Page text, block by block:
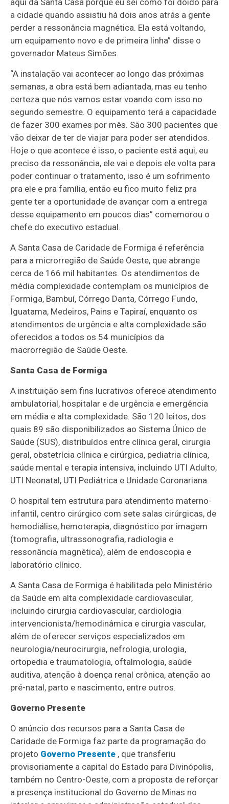
aqui da Santa Casa porque eu sei como foi doído para
a cidade quando assistiu há dois anos atrás a gente
perder a ressonância magnética. Ela está voltando,
um equipamento novo e de primeira linha” disse o
governador Mateus Simões.
“A instalação vai acontecer ao longo das próximas
semanas, a obra está bem adiantada, mas eu tenho
certeza que nós vamos estar voando com isso no
segundo semestre. O equipamento terá a capacidade
de fazer 300 exames por mês. São 300 pacientes que
vão deixar de ter de viajar para poder ser atendidos.
Hoje o que acontece é isso, o paciente está aqui, eu
preciso da ressonância, ele vai e depois ele volta para
poder continuar o tratamento, isso é um sofrimento
pra ele e pra família, então eu fico muito feliz pra
gente ter a oportunidade de avançar com a entrega
desse equipamento em poucos dias” comemorou o
chefe do executivo estadual.
A Santa Casa de Caridade de Formiga é referência
para a microrregião de Saúde Oeste, que abrange
cerca de 166 mil habitantes. Os atendimentos de
média complexidade contemplam os municípios de
Formiga, Bambuí, Córrego Danta, Córrego Fundo,
Iguatama, Medeiros, Pains e Tapiraí, enquanto os
atendimentos de urgência e alta complexidade são
oferecidos a todos os 54 municípios da
macrorregião de Saúde Oeste.
Santa Casa de Formiga
A instituição sem fins lucrativos oferece atendimento
ambulatorial, hospitalar e de urgência e emergência
em média e alta complexidade. São 120 leitos, dos
quais 89 são disponibilizados ao Sistema Único de
Saúde (SUS), distribuídos entre clínica geral, cirurgia
geral, obstetrícia clínica e cirúrgica, pediatria clínica,
saúde mental e terapia intensiva, incluindo UTI Adulto,
UTI Neonatal, UTI Pediátrica e Unidade Coronariana.
O hospital tem estrutura para atendimento materno-
infantil, centro cirúrgico com sete salas cirúrgicas, de
hemodiálise, hemoterapia, diagnóstico por imagem
(tomografia, ultrassonografia, radiologia e
ressonância magnética), além de endoscopia e
laboratório clínico.
A Santa Casa de Formiga é habilitada pelo Ministério
da Saúde em alta complexidade cardiovascular,
incluindo cirurgia cardiovascular, cardiologia
intervencionista/hemodinâmica e cirurgia vascular,
além de oferecer serviços especializados em
neurologia/neurocirurgia, nefrologia, urologia,
ortopedia e traumatologia, oftalmologia, saúde
auditiva, atenção à doença renal crônica, atenção ao
pré-natal, parto e nascimento, entre outros.
Governo Presente
O anúncio dos recursos para a Santa Casa de
Caridade de Formiga faz parte da programação do
projeto Governo Presente , que transferiu
provisoriamente a capital do Estado para Divinópolis,
também no Centro-Oeste, com a proposta de reforçar
a presença institucional do Governo de Minas no